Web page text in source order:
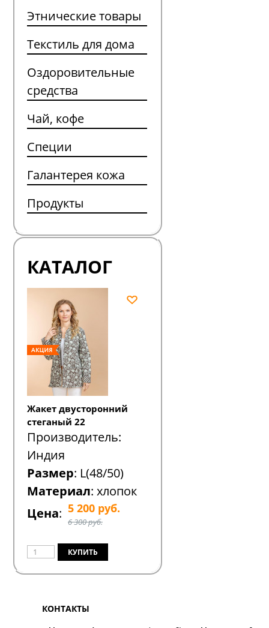
Этнические товары
Текстиль для дома
Оздоровительные
средства
Чай, кофе
Специи
Галантерея кожа
Продукты
КАТАЛОГ
Жакет двусторонний
стеганый 22
Производитель:
Индия
Размер: L(48/50)
Материал: хлопок
Цена: 5 200 руб.
6 300 руб.
КОНТАКТЫ